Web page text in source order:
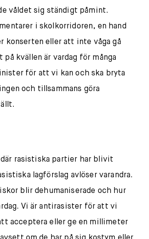
våldet sig ständigt påmint.
i skolkorridoren, en hand
konserten eller att inte våga gå
på kvällen är vardag för många
för att vi kan och ska bryta
och tillsammans göra
rasistiska partier har blivit
lagförslag avlöser varandra.
blir dehumaniserade och hur
Vi är antirasister för att vi
acceptera eller ge en millimeter